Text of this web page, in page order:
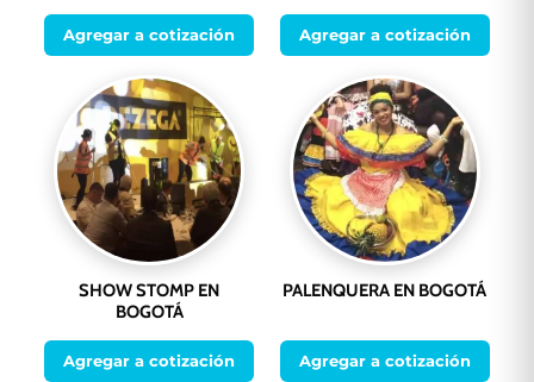
Agregar a cotización Agregar a cotización
SHOW STOMP EN
BOGOTÁ
Agregar a cotización
PALENQUERA EN BOGOTÁ
Agregar a cotización